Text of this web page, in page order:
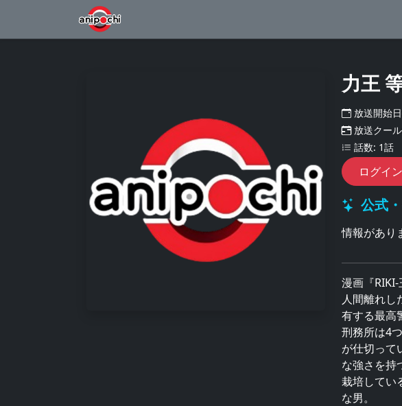
力王
放送開始
放送クー
話数: 1話
ログイ
公式
情報があり
漫画『RIKI-
人間離れし
有する最高
刑務所は4
が仕切って
な強さを持
栽培してい
な男。